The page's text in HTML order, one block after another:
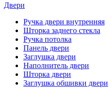
Двери
Ручка двери внутренняя
Шторка заднего стекла
Ручка потолка
Панель двери
Заглушка двери
Наполнитель двери
Шторка двери
Заглушка обшивки двери